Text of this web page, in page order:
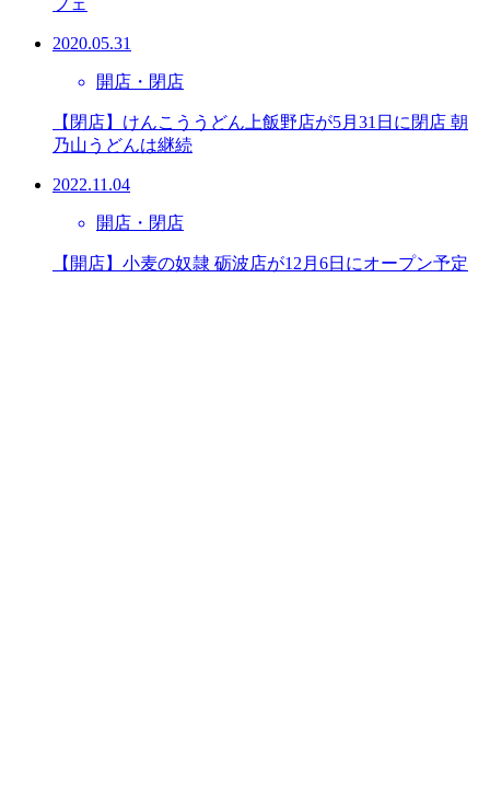
フェ
2020.05.31
開店・閉店
【閉店】けんこううどん上飯野店が5月31日に閉店 朝
乃山うどんは継続
2022.11.04
開店・閉店
【開店】小麦の奴隷 砺波店が12月6日にオープン予定